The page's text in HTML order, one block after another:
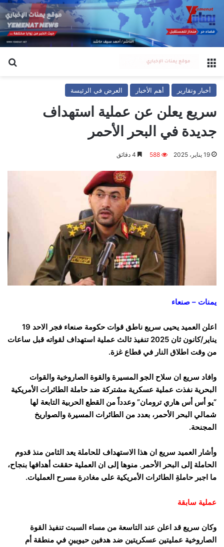
القائمة
أخبار وتقارير أهم الأخبار العرض في الرئيسة
سريع يعلن عن عملية استهداف
جديدة في البحر الأحمر
19 يناير، 2025 588
يمنات – صنعاء
اعلن العميد يحيى سريع ناطق قوات حكومة صنعاء فجر الاحد 19
يناير/كانون ثان 2025 تنفيذ ثالث عملية استهداف لقواته قبل ساعات
من وقت اطلاق النار في قطاع غزة.
وافاد سريع ان سلاح الجو المسيرة والقوة الصاروخية والقوات
البحرية نفذت عملية عسكرية مشتركة ضد حاملة الطائرات الأمريكية
“يو أس أس هاري ترومان” وعدداً من القطع الحربية التابعة لها
شمالي البحر الأحمر، بعدد من الطائرات المسيرة والصواريخ
المجنحة.
وأشار العميد سريع ان هذا الاستهداف للحاملة يعد الثامن منذ قدوم
الحاملة إلى البحر الأحمر. منوها إلى ان العملية حققت أهدافها بنجاح،
ما اجبر حاملةِ الطائرات الأمريكية على مغادرة مسرح العمليات.
عملية سابقة
وكان سريع قد اعلن عند التاسعة من مساء السبت تنفيذ القوة
الصاروخية عمليتين عسكريتين ضد هدفين حيويينِ في منطقة أم